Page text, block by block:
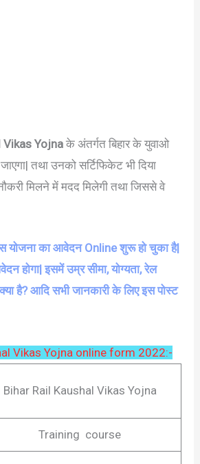
Vikas Yojna के अंतर्गत बिहार के युवाओ
तथा उनको सर्टिफिकेट भी दिया
मिलने में मदद मिलेगी तथा जिससे वे
योजना का आवेदन Online शुरू हो चुका है|
होगा| इसमें उम्र सीमा, योग्यता, रेल
है? आदि सभी जानकारी के लिए इस पोस्ट
Vikas Yojna online form 2022:-
Bihar Rail Kaushal Vikas Yojna
Training course